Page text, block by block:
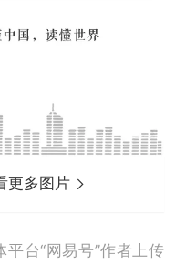
更多图片
台“网易号”作者上传